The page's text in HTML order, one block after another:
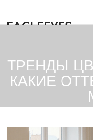
ТРЕНДЫ
КАКИЕ